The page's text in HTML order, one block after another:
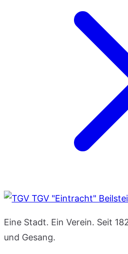
TGV "Eintracht"
Eine Stadt. Ein Verein. Seit
und Gesang.